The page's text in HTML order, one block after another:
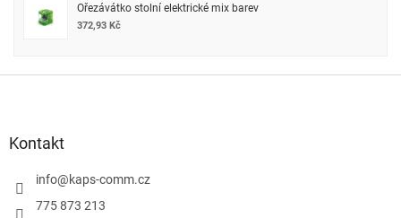
Ořezávátko stolní elektrické mix barev
372,93 Kč
Kontakt
info@kaps-comm.cz
775 873 213